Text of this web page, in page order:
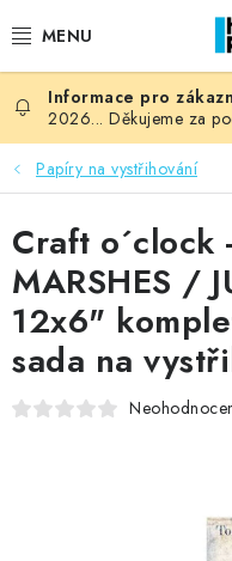
na
NOVINKY
HURÁ DÍLNA
VŠECHNO ZBOŽÍ
KNIHAŘSKÝ MATERIÁL
KURZY NATY LYSAK
OBLÍBENÉ ♥️
2026... Děkujeme za
Papíry na vystřihování
Craft o´clock
MARSHES /
12x6"
sada na